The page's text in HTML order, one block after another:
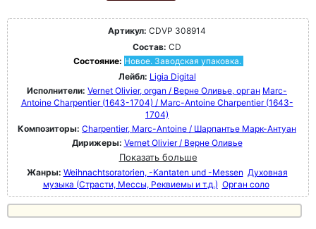
Артикул: CDVP 308914
Состав: CD
Состояние: Новое. Заводская упаковка.
Лейбл: Ligia Digital
Исполнители: Vernet Olivier, organ / Верне Оливье, орган Marc-
Antoine Charpentier (1643-1704) / Marc-Antoine Charpentier (1643-
1704)
Композиторы: Charpentier, Marc-Antoine / Шарпантье Марк-Антуан
Дирижеры: Vernet Olivier / Верне Оливье
Показать больше
Жанры: Weihnachtsoratorien, -Kantaten und -Messen Духовная
музыка (Страсти, Мессы, Реквиемы и т.д.) Орган соло